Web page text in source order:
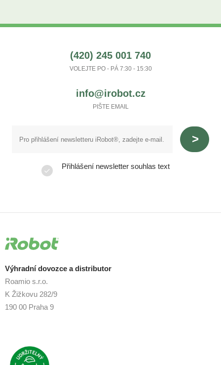
(420) 245 001 740
VOLEJTE PO - PÁ 7:30 - 15:30
info@irobot.cz
PIŠTE EMAIL
Přihlášení newsletter souhlas text
Výhradní dovozce a distributor
Roamio s.r.o.
K Žižkovu 282/9
190 00 Praha 9